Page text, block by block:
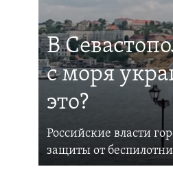
В
с моря
это?
Российские власти
защиты от